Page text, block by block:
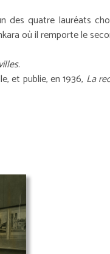
des quatre lauréats
où il remporte le
.
et publie, en 1936, La